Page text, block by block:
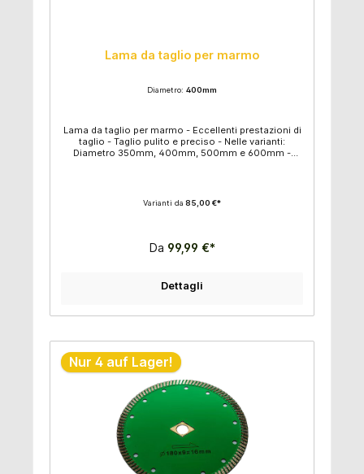
Lama da taglio per marmo
Diametro: 400mm
Lama da taglio per marmo - Eccellenti prestazioni di
taglio - Taglio pulito e preciso - Nelle varianti:
Diametro 350mm, 400mm, 500mm e 600mm -
Varianti da 85,00 €*
Da 99,99 €*
Dettagli
Nur 4 auf Lager!